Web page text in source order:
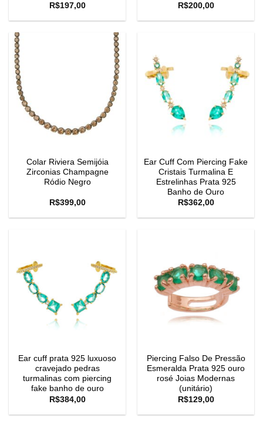
R$197,00
R$200,00
Colar Riviera Semijóia
Zirconias Champagne
Ródio Negro
R$399,00
Ear Cuff Com Piercing Fake
Cristais Turmalina E
Estrelinhas Prata 925
Banho de Ouro
R$362,00
Ear cuff prata 925 luxuoso
cravejado pedras
turmalinas com piercing
fake banho de ouro
R$384,00
Piercing Falso De Pressão
Esmeralda Prata 925 ouro
rosé Joias Modernas
(unitário)
R$129,00